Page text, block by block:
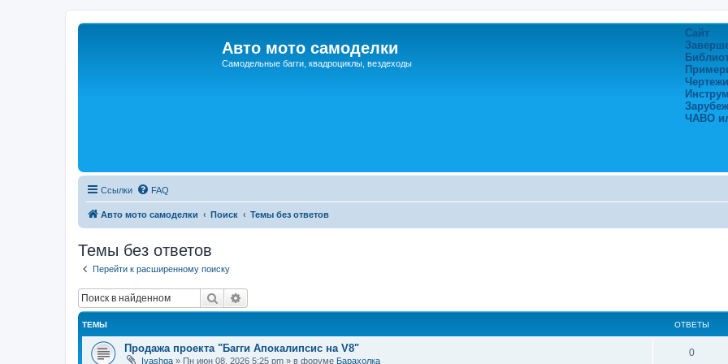
Авто мото самоделки
Самодельные багги, квадроциклы, вездеходы
Сайт
ЧАВО
Ссылки FAQ
Авто мото самоделки Поиск Темы без ответов
Темы без ответов
Перейти к расширенному поиску
Поиск
ТЕМЫ ОТВЕТЫ
Продажа проекта "Багги Апокалипсис на V8"
Ivashqa » Пн июн 08, 2026 5:25 pm » в форуме Барахолка
0